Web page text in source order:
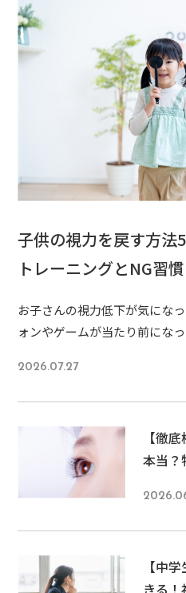
子供の視力を戻す方法
トレーニングとNG習
お子さんの視力低下が気にな
ォンやゲームが当たり前にな
ら戻らないの？」「何か自分
2026.07.27
【徹
本当？
み 6/
【中
きる